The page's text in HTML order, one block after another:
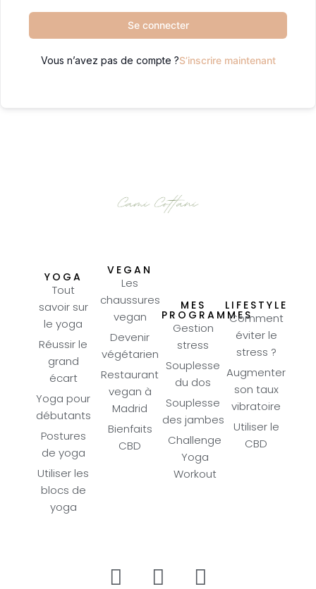
Se connecter
Vous n’avez pas de compte ?S’inscrire maintenant
YOGA
Tout
savoir sur
le yoga
Réussir le
grand
écart
Yoga pour
débutants
Postures
de yoga
Utiliser les
blocs de
yoga
VEGAN
Les
chaussures
vegan
Devenir
végétarien
Restaurant
vegan à
Madrid
Bienfaits
CBD
MES
PROGRAMMES
Gestion
stress
Souplesse
du dos
Souplesse
des jambes
Challenge
Yoga
Workout
LIFESTYLE
Comment
éviter le
stress ?
Augmenter
son taux
vibratoire
Utiliser le
CBD